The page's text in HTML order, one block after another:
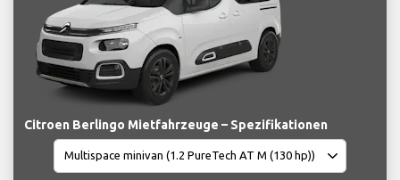
Citroen Berlingo Mietfahrzeuge – Spezifikationen